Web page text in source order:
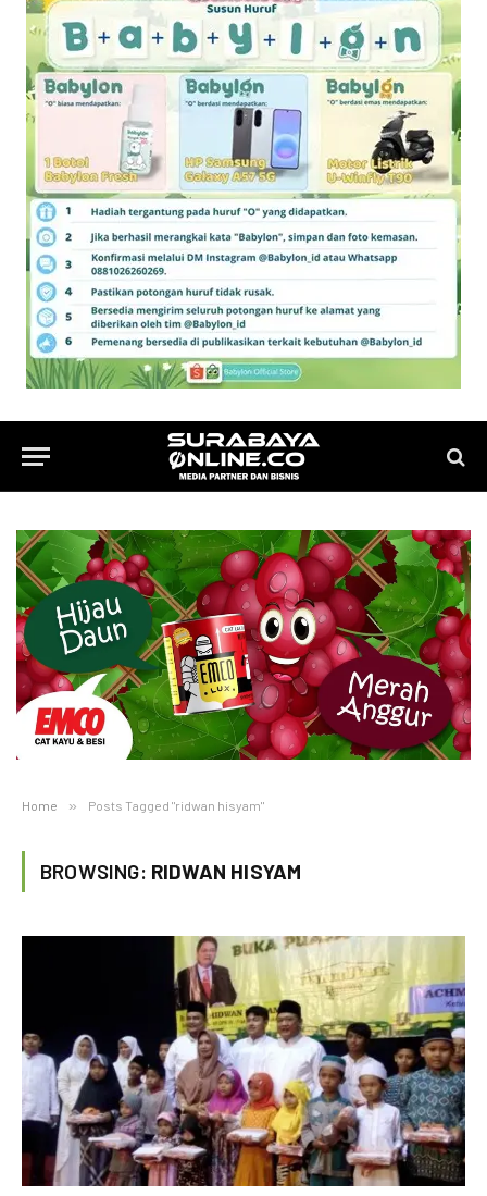
Home » Posts Tagged "ridwan hisyam"
BROWSING: RIDWAN HISYAM